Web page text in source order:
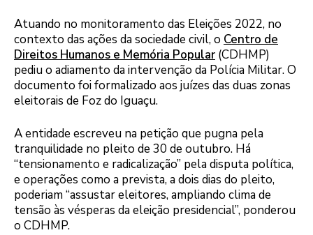
Atuando no monitoramento das Eleições 2022, no
contexto das ações da sociedade civil, o Centro de
Direitos Humanos e Memória Popular (CDHMP)
pediu o adiamento da intervenção da Polícia Militar. O
documento foi formalizado aos juízes das duas zonas
eleitorais de Foz do Iguaçu.
A entidade escreveu na petição que pugna pela
tranquilidade no pleito de 30 de outubro. Há
“tensionamento e radicalização” pela disputa política,
e operações como a prevista, a dois dias do pleito,
poderiam “assustar eleitores, ampliando clima de
tensão às vésperas da eleição presidencial”, ponderou
o CDHMP.